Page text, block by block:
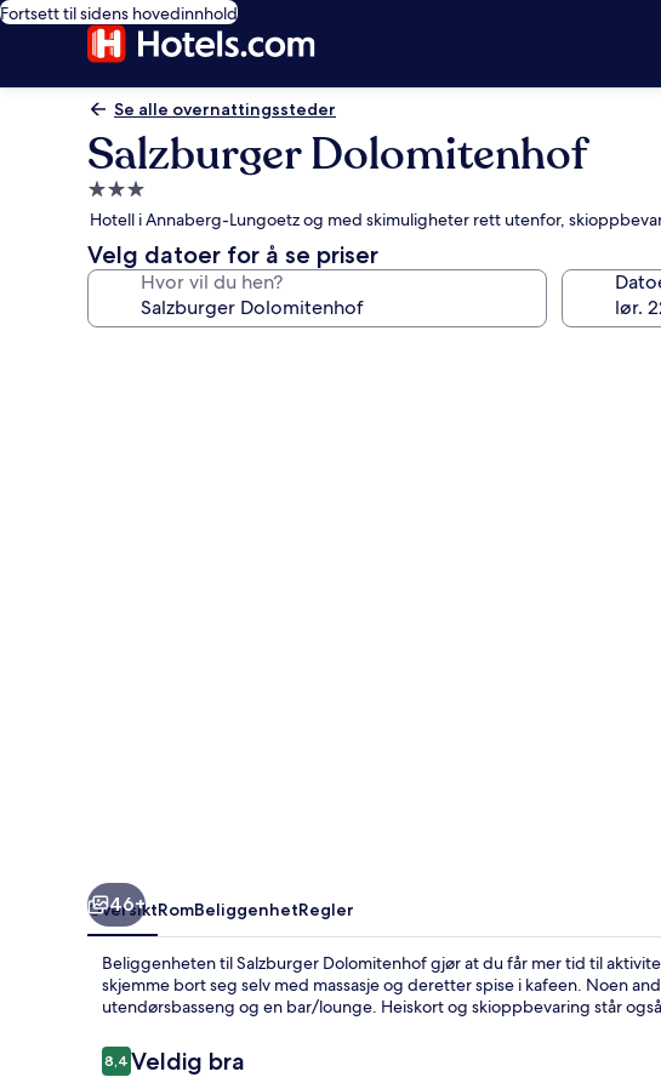
Fortsett til sidens hovedinnhold
Se alle overnattingssteder
Salzburger Dolomitenhof
Overnattingssted
med
3.0
stjerner
Hotell i Annaberg-Lungoetz og med skimuligheter rett utenfor,
Velg datoer for å se priser
Hvor vil du hen?
46+
OversiktRomBeliggenhetRegler
Beliggenheten til Salzburger Dolomitenhof gjør at du får mer tid til
skjemme bort seg selv med massasje og deretter spise i kafeen. Noen
utendørsbasseng og en bar/lounge. Heiskort og skioppbevaring står
Anmeldelser
8,48,4 av 10 –
Veldig bra